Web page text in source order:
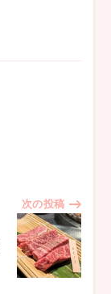
次の投稿